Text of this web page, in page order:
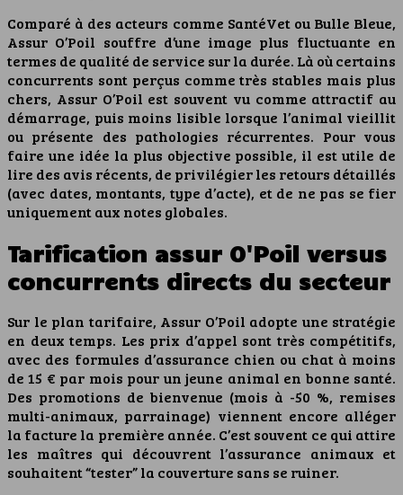
Comparé à des acteurs comme SantéVet ou Bulle Bleue,
Assur O’Poil souffre d’une image plus fluctuante en
termes de qualité de service sur la durée. Là où certains
concurrents sont perçus comme très stables mais plus
chers, Assur O’Poil est souvent vu comme attractif au
démarrage, puis moins lisible lorsque l’animal vieillit
ou présente des pathologies récurrentes. Pour vous
faire une idée la plus objective possible, il est utile de
lire des avis récents, de privilégier les retours détaillés
(avec dates, montants, type d’acte), et de ne pas se fier
uniquement aux notes globales.
Tarification assur O'Poil versus
concurrents directs du secteur
Sur le plan tarifaire, Assur O’Poil adopte une stratégie
en deux temps. Les prix d’appel sont très compétitifs,
avec des formules d’assurance chien ou chat à moins
de 15 € par mois pour un jeune animal en bonne santé.
Des promotions de bienvenue (mois à -50 %, remises
multi-animaux, parrainage) viennent encore alléger
la facture la première année. C’est souvent ce qui attire
les maîtres qui découvrent l’assurance animaux et
souhaitent “tester” la couverture sans se ruiner.